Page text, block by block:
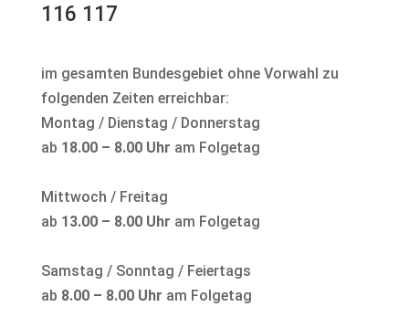
116 117
im gesamten Bundesgebiet ohne Vorwahl zu
folgenden Zeiten erreichbar:
Montag / Dienstag / Donnerstag
ab 18.00 – 8.00 Uhr am Folgetag
Mittwoch / Freitag
ab 13.00 – 8.00 Uhr am Folgetag
Samstag / Sonntag / Feiertags
ab 8.00 – 8.00 Uhr am Folgetag